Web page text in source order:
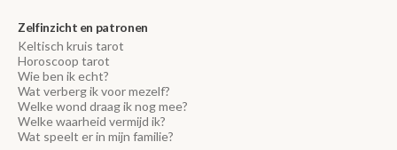
Zelfinzicht en patronen
Keltisch kruis tarot
Horoscoop tarot
Wie ben ik echt?
Wat verberg ik voor mezelf?
Welke wond draag ik nog mee?
Welke waarheid vermijd ik?
Wat speelt er in mijn familie?